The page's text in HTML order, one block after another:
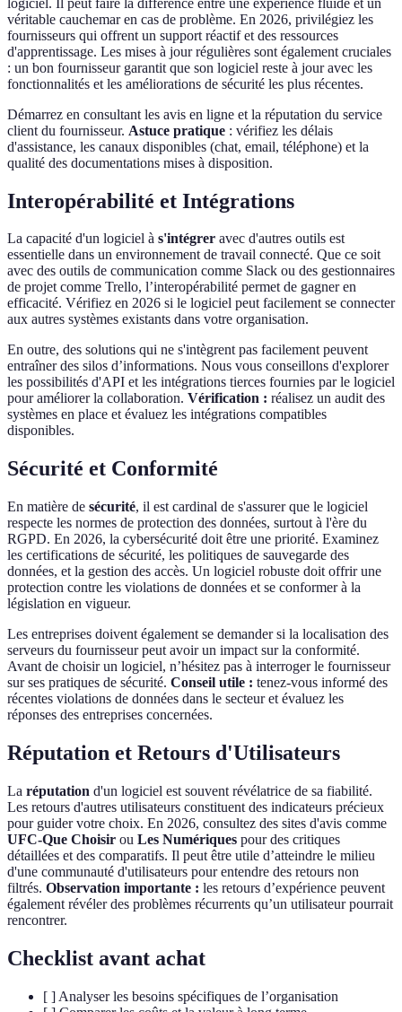
véritable cauchemar en cas de problème. En 2026, privilégiez les
fournisseurs qui offrent un support réactif et des ressources
d'apprentissage. Les mises à jour régulières sont également cruciales
: un bon fournisseur garantit que son logiciel reste à jour avec les
fonctionnalités et les améliorations de sécurité les plus récentes.
Démarrez en consultant les avis en ligne et la réputation du service
client du fournisseur. Astuce pratique : vérifiez les délais
d'assistance, les canaux disponibles (chat, email, téléphone) et la
qualité des documentations mises à disposition.
Interopérabilité et Intégrations
La capacité d'un logiciel à s'intégrer avec d'autres outils est
essentielle dans un environnement de travail connecté. Que ce soit
avec des outils de communication comme Slack ou des gestionnaires
de projet comme Trello, l’interopérabilité permet de gagner en
efficacité. Vérifiez en 2026 si le logiciel peut facilement se connecter
aux autres systèmes existants dans votre organisation.
En outre, des solutions qui ne s'intègrent pas facilement peuvent
entraîner des silos d’informations. Nous vous conseillons d'explorer
les possibilités d'API et les intégrations tierces fournies par le logiciel
pour améliorer la collaboration. Vérification : réalisez un audit des
systèmes en place et évaluez les intégrations compatibles
disponibles.
Sécurité et Conformité
En matière de sécurité, il est cardinal de s'assurer que le logiciel
respecte les normes de protection des données, surtout à l'ère du
RGPD. En 2026, la cybersécurité doit être une priorité. Examinez
les certifications de sécurité, les politiques de sauvegarde des
données, et la gestion des accès. Un logiciel robuste doit offrir une
protection contre les violations de données et se conformer à la
législation en vigueur.
Les entreprises doivent également se demander si la localisation des
serveurs du fournisseur peut avoir un impact sur la conformité.
Avant de choisir un logiciel, n’hésitez pas à interroger le fournisseur
sur ses pratiques de sécurité. Conseil utile : tenez-vous informé des
récentes violations de données dans le secteur et évaluez les
réponses des entreprises concernées.
Réputation et Retours d'Utilisateurs
La réputation d'un logiciel est souvent révélatrice de sa fiabilité.
Les retours d'autres utilisateurs constituent des indicateurs précieux
pour guider votre choix. En 2026, consultez des sites d'avis comme
UFC-Que Choisir ou Les Numériques pour des critiques
détaillées et des comparatifs. Il peut être utile d’atteindre le milieu
d'une communauté d'utilisateurs pour entendre des retours non
filtrés. Observation importante : les retours d’expérience peuvent
également révéler des problèmes récurrents qu’un utilisateur pourrait
rencontrer.
Checklist avant achat
[ ] Analyser les besoins spécifiques de l’organisation